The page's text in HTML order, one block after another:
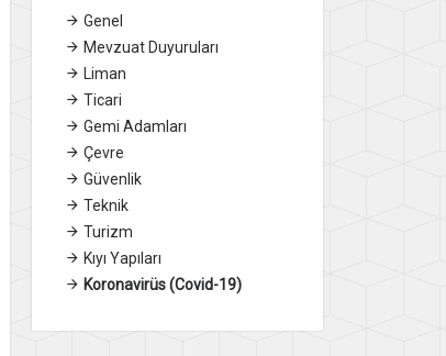
Genel
Mevzuat Duyuruları
Liman
Ticari
Gemi Adamları
Çevre
Güvenlik
Teknik
Turizm
Kıyı Yapıları
Koronavirüs (Covid-19)